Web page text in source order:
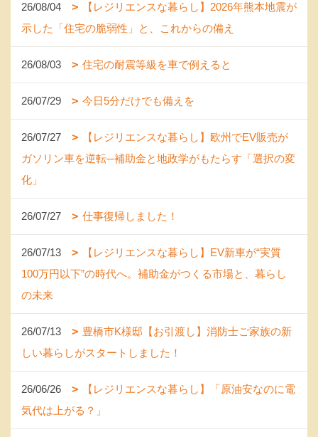
26/08/04
【レジリエンスな暮らし】2026年熊本地震が
示した「住宅の脆弱性」と、これからの備え
26/08/03 住宅の耐震等級を車で例えると
26/07/29 今日5分だけでも備えを
26/07/27
【レジリエンスな暮らし】欧州でEV販売が
ガソリン車を逆転─補助金と地政学がもたらす「選択の変
化」
26/07/27 仕事復帰しました！
26/07/13
【レジリエンスな暮らし】EV新車が“実質
100万円以下”の時代へ。補助金がつくる市場と、暮らし
の未来
26/07/13
豊橋市K様邸【お引渡し】消防士ご家族の新
しい暮らしがスタートしました！
26/06/26
【レジリエンスな暮らし】「原油安なのに電
気代は上がる？」